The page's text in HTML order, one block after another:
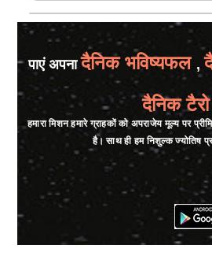
पाएं अपनादैनिक भविष्यफल ,
दैनिक टैरो
हमारा मिशन हमारे ग्राहकों को अपराजेय मूल्य पर
है। साथ ही हम निशुल्क ज्योतिष